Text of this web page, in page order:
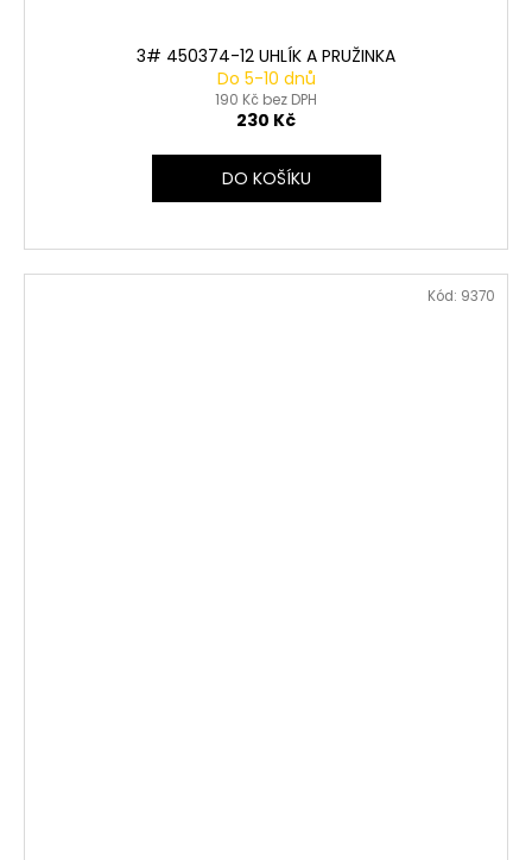
3# 450374-12 UHLÍK A PRUŽINKA
Do 5-10 dnů
190 Kč bez DPH
230 Kč
DO KOŠÍKU
Kód: 9370